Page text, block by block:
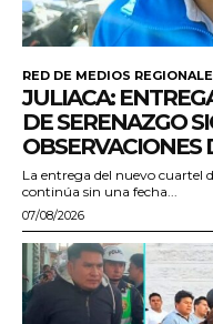
RED DE MEDIOS
JULIACA:
DE SERENAZGO
OBSERVACIONES
La entrega del nuevo cuartel
continúa sin una fecha...
07/08/2026